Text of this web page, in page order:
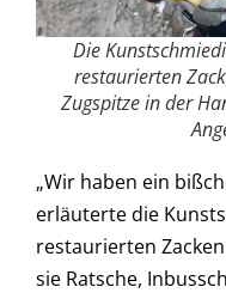
Die
restaurierten
Zugspitze in der
„Wir haben ein
erläuterte die
restaurierten
sie Ratsche,